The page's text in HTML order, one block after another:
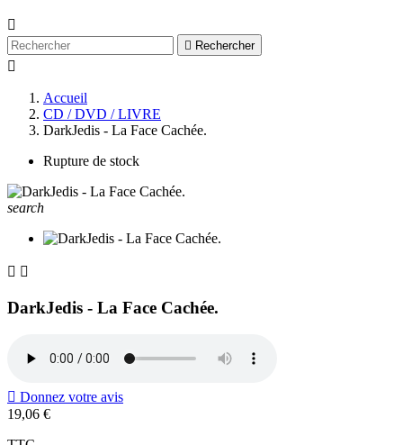

 Rechercher

Accueil
CD / DVD / LIVRE
DarkJedis - La Face Cachée.
Rupture de stock
search
 
DarkJedis - La Face Cachée.
 Donnez votre avis
19,06 €